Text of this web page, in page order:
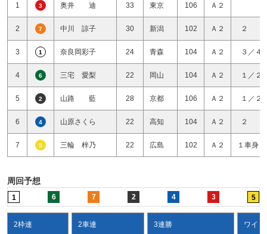
1 3 奥井 迪 33 東京 106 Ａ２
2 7 中川 諒子 30 新潟 102 Ａ２ ２
3 1 奈良岡彩子 24 青森 104 Ａ２ ３／４
4 6 三宅 愛梨 22 岡山 104 Ａ２ １／２
5 2 山路 藍 28 京都 106 Ａ２ １／２
6 4 山原さくら 22 高知 104 Ａ２ ２
7 5 三輪 梓乃 22 広島 102 Ａ２ １車身
周回予想
1 6 7 2 4 3 5
2枠連 2車連 3連勝 ワイド